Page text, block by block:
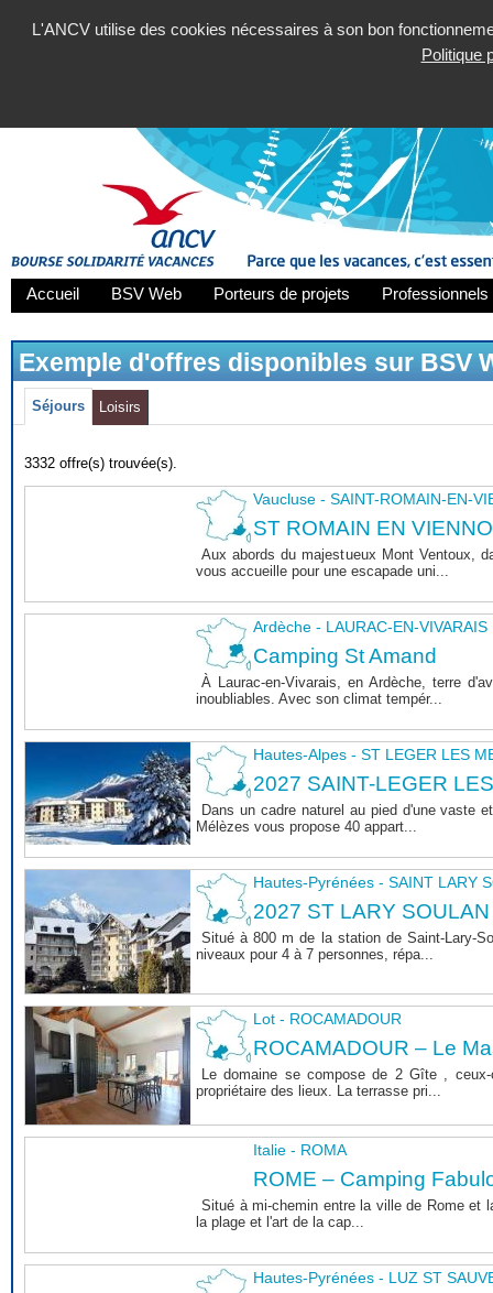
L'ANCV utilise des cookies nécessaires à son bon
Politique
Accueil BSV Web Porteurs de projets
Exemple d'offres disponibles sur BSV
Séjours Loisirs
3332 offre(s) trouvée(s).
Vaucluse - SAINT-ROMAIN-EN-
ST ROMAIN EN
Aux abords du majestueux Mont Ventoux,
vous accueille pour une escapade uni...
Ardèche - LAURAC-EN-VIVARAIS
Camping St Amand
À Laurac-en-Vivarais, en Ardèche, terre
inoubliables. Avec son climat tempér...
Hautes-Alpes - ST LEGER LES
2027 SAINT-LEGER
Dans un cadre naturel au pied d'une vaste
Mélèzes vous propose 40 appart...
Hautes-Pyrénées - SAINT LARY
2027 ST LARY SOULAN
Situé à 800 m de la station de Saint-Lary-
niveaux pour 4 à 7 personnes, répa...
Lot - ROCAMADOUR
ROCAMADOUR – Le
Le domaine se compose de 2 Gîte ,
propriétaire des lieux. La terrasse pri...
Italie - ROMA
ROME – Camping
Situé à mi-chemin entre la ville de Rome et
la plage et l'art de la cap...
Hautes-Pyrénées - LUZ ST